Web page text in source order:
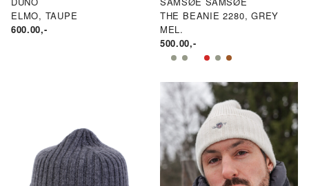
ELMO, TAUPE
600.00,-
THE BEANIE 2280, GREY
MEL.
500.00,-